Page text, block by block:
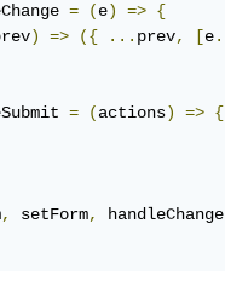
= (e) => {
) => ({ ... prev, [e.
= (actions) => {
, setForm, handleChange